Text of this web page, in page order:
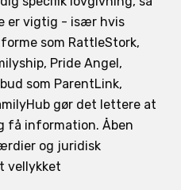
er vigtig - især hvis
som RattleStork,
Pride Angel,
som ParentLink,
gør det lettere at
få information. Åben
og juridisk
vellykket